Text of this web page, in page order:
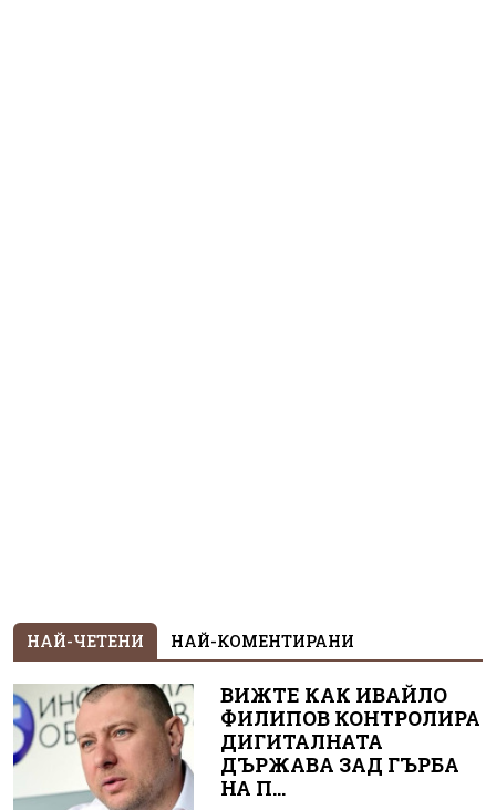
НАЙ-ЧЕТЕНИ НАЙ-КОМЕНТИРАНИ
ВИЖТЕ КАК ИВАЙЛО
ФИЛИПОВ КОНТРОЛИРА
ДИГИТАЛНАТА
ДЪРЖАВА ЗАД ГЪРБА
НА П...